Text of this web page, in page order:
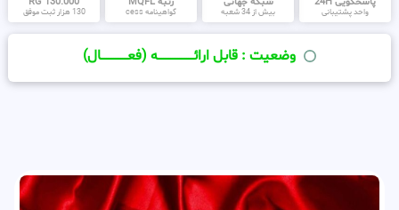
واحد پشتیبانی بیش از 34 شعبه گواهینامه cess 130 هزار ثبت موفق
وضعیت : قابل ارائــــــــــــــــــــه (فعـــــــــــــــال)